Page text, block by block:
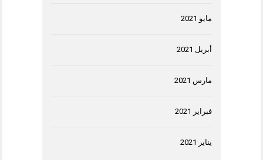
مايو 2021
أبريل 2021
مارس 2021
فبراير 2021
يناير 2021